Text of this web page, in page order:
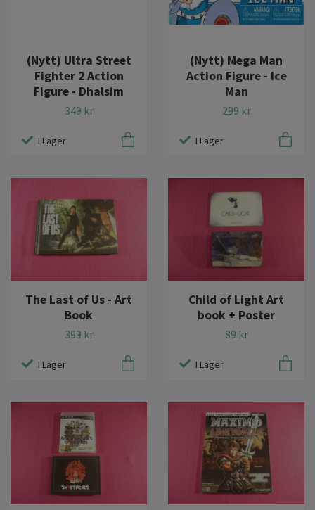
(Nytt) Ultra Street
Fighter 2 Action
Figure - Dhalsim
349 kr
I Lager
(Nytt) Mega Man
Action Figure - Ice
Man
299 kr
I Lager
The Last of Us - Art
Book
399 kr
I Lager
Child of Light Art
book + Poster
89 kr
I Lager